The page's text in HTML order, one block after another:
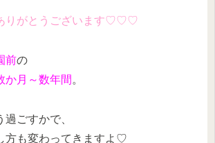
りがとうございます♡♡♡
前の
か月～数年間 。
ごすかで、
方も変わってきますよ♡